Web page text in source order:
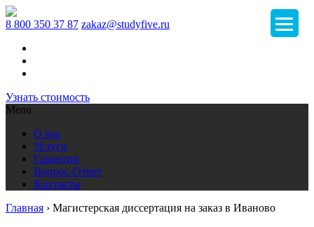
8 800 350 37 87 zakaz@studyfive.ru
Узнать стоимость
Menu
О нас
Услуги
Гарантии
Вопрос-Ответ
Контакты
Главная › Магистерская диссертация на заказ в Иваново